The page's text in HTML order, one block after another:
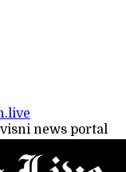
news portal